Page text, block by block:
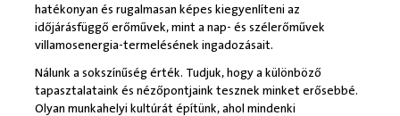
hatékonyan és rugalmasan képes kiegyenlíteni az
időjárásfüggő erőművek, mint a nap- és szélerőművek
villamosenergia-termelésének ingadozásait.
Nálunk a sokszínűség érték. Tudjuk, hogy a különböző
tapasztalataink és nézőpontjaink tesznek minket erősebbé.
Olyan munkahelyi kultúrát építünk, ahol mindenki